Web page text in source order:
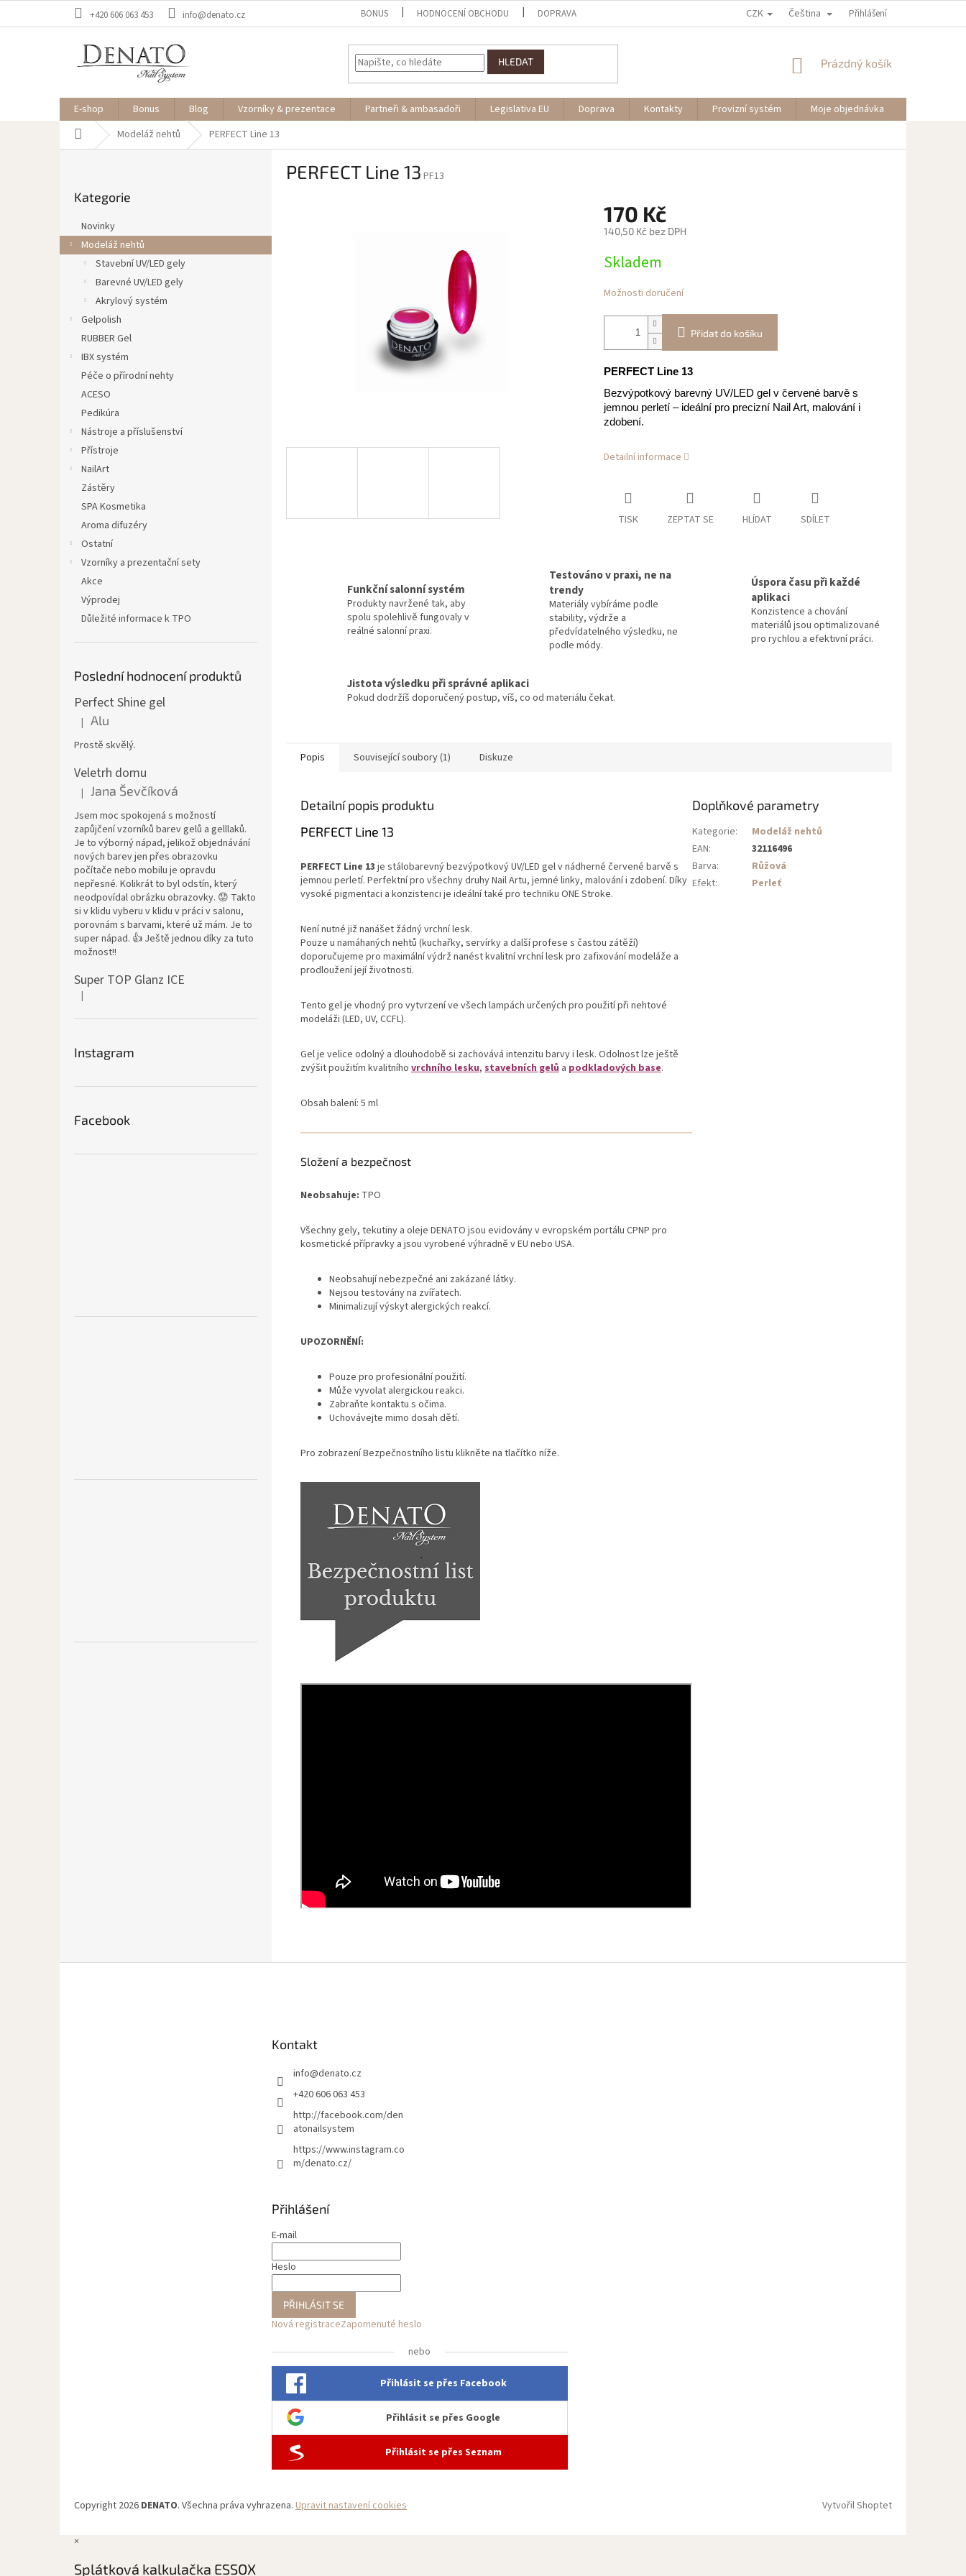
+420 606 063 453 info@denato.cz BONUS HODNOCENÍ OBCHODU DOPRAVA CZK Čeština Přihlášení
HLEDAT
NÁKUPNÍ
Prázdný košík
E-shop Bonus Blog Vzorníky & prezentace Partneři & ambasadoři Legislativa EU Doprava Kontakty Provizní systém
Moje objednávka
Domů Modeláž nehtů PERFECT Line 13
a
n
kategorie
Kategorie
Novinky
Modeláž nehtů
Stavební UV/LED gely
Barevné UV/LED gely
Akrylový systém
Gelpolish
RUBBER Gel
IBX systém
Péče o přírodní nehty
ACESO
Pedikúra
Nástroje a příslušenství
Přístroje
NailArt
Zástěry
SPA Kosmetika
Aroma difuzéry
Ostatní
Vzorníky a prezentační sety
Akce
Výprodej
Důležité informace k TPO
Poslední hodnocení produktů
Perfect Shine gel
Hodnocení produktu je 5 z 5 hvězdiček.
| Alu
Prostě skvělý.
Veletrh domu
Hodnocení produktu je 5 z 5 hvězdiček.
| Jana Ševčíková
Jsem moc spokojená s možností
zapůjčení vzorníků barev gelů a gelllaků.
Je to výborný nápad, jelikož objednávání
nových barev jen přes obrazovku
počítače nebo mobilu je opravdu
nepřesné. Kolikrát to byl odstín, který
neodpovídal obrázku obrazovky. 😟 Takto
si v klidu vyberu v klidu v práci v salonu,
porovnám s barvami, které už mám. Je to
super nápad. 👍 Ještě jednou díky za tuto
možnost!!
Super TOP Glanz ICE
Hodnocení produktu je 4 z 5 hvězdiček.
|
Instagram
Facebook
PERFECT Line 13 PF13
170 Kč
140,50 Kč bez DPH
cena:
Skladem
Možnosti doručení
Přidat do košíku
PERFECT Line 13
Bezvýpotkový barevný UV/LED gel v červené barvě s
jemnou perletí – ideální pro precizní Nail Art, malování i
zdobení.
Detailní informace
TISK ZEPTAT SE HLÍDAT SDÍLET
Funkční salonní systém
Produkty navržené tak, aby
spolu spolehlivě fungovaly v
reálné salonní praxi.
Testováno v praxi, ne na
trendy
Materiály vybíráme podle
stability, výdrže a
předvídatelného výsledku, ne
podle módy.
Úspora času při každé
aplikaci
Konzistence a chování
materiálů jsou optimalizované
pro rychlou a efektivní práci.
Jistota výsledku při správné aplikaci
Pokud dodržíš doporučený postup, víš, co od materiálu čekat.
Popis Související soubory (1) Diskuze
Detailní popis produktu
PERFECT Line 13
PERFECT Line 13 je stálobarevný bezvýpotkový UV/LED gel v nádherné červené barvě s
jemnou perletí. Perfektní pro všechny druhy Nail Artu, jemné linky, malování i zdobení. Díky
vysoké pigmentaci a konzistenci je ideální také pro techniku ONE Stroke.
Není nutné již nanášet žádný vrchní lesk.
Pouze u namáhaných nehtů (kuchařky, servírky a další profese s častou zátěží)
doporučujeme pro maximální výdrž nanést kvalitní vrchní lesk pro zafixování modeláže a
prodloužení její životnosti.
Tento gel je vhodný pro vytvrzení ve všech lampách určených pro použití při nehtové
modeláži (LED, UV, CCFL).
Gel je velice odolný a dlouhodobě si zachovává intenzitu barvy i lesk. Odolnost lze ještě
zvýšit použitím kvalitního vrchního lesku, stavebních gelů a podkladových base.
Obsah balení: 5 ml
Složení a bezpečnost
Neobsahuje: TPO
Všechny gely, tekutiny a oleje DENATO jsou evidovány v evropském portálu CPNP pro
kosmetické přípravky a jsou vyrobené výhradně v EU nebo USA.
Neobsahují nebezpečné ani zakázané látky.
Nejsou testovány na zvířatech.
Minimalizují výskyt alergických reakcí.
UPOZORNĚNÍ:
Pouze pro profesionální použití.
Může vyvolat alergickou reakci.
Zabraňte kontaktu s očima.
Uchovávejte mimo dosah dětí.
Pro zobrazení Bezpečnostního listu klikněte na tlačítko níže.
Doplňkové parametry
Kategorie:
Modeláž nehtů
EAN:
32116496
Barva:
Růžová
Efekt: Perleť
Kontakt
info@denato.cz
+420 606 063 453
http://facebook.com/den
atonailsystem
https://www.instagram.co
m/denato.cz/
Přihlášení
E-mail
Heslo
PŘIHLÁSIT SE
Nová registraceZapomenuté heslo
nebo
Přihlásit se přes Facebook
Přihlásit se přes Google
Přihlásit se přes Seznam
Vytvořil Shoptet
Copyright 2026 DENATO. Všechna práva vyhrazena. Upravit nastavení cookies
×
Splátková kalkulačka ESSOX